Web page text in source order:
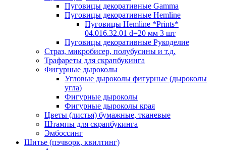
Пуговицы декоративные Gamma
Пуговицы декоративные Hemline
Пуговицы Hemline *Prints*
04.016.32.01 d=20 мм 3 шт
Пуговицы декоративные Рукоделие
Страз, микробисер, полубусины и т.д.
Трафареты для скрапбукинга
Фигурные дыроколы
Угловые дыроколы фигурные (дыроколы
угла)
Фигурные дыроколы
Фигурные дыроколы края
Цветы (листья) бумажные, тканевые
Штампы для скрапбукинга
Эмбоссинг
Шитье (пэчворк, квилтинг)